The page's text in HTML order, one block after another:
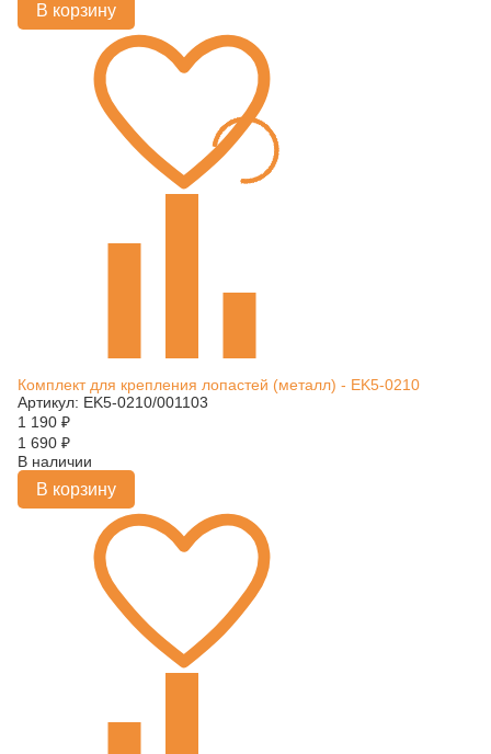
В корзину
Комплект для крепления лопастей (металл) - EK5-0210
Артикул: EK5-0210/001103
1 190 ₽
1 690 ₽
В наличии
В корзину